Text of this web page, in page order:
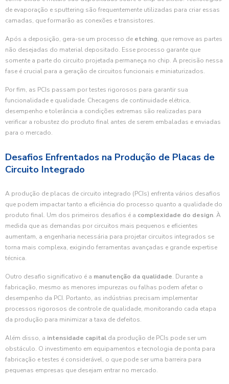
de evaporação e sputtering são frequentemente utilizadas para criar essas
camadas, que formarão as conexões e transistores.
Após a deposição, gera-se um processo de etching, que remove as partes
não desejadas do material depositado. Esse processo garante que
somente a parte do circuito projetada permaneça no chip. A precisão nessa
fase é crucial para a geração de circuitos funcionais e miniaturizados.
Por fim, as PCIs passam por testes rigorosos para garantir sua
funcionalidade e qualidade. Checagens de continuidade elétrica,
desempenho e tolerância a condições extremas são realizadas para
verificar a robustez do produto final antes de serem embaladas e enviadas
para o mercado.
Desafios Enfrentados na Produção de Placas de
Circuito Integrado
A produção de placas de circuito integrado (PCIs) enfrenta vários desafios
que podem impactar tanto a eficiência do processo quanto a qualidade do
produto final. Um dos primeiros desafios é a complexidade do design. À
medida que as demandas por circuitos mais pequenos e eficientes
aumentam, a engenharia necessária para projetar circuitos integrados se
torna mais complexa, exigindo ferramentas avançadas e grande expertise
técnica.
Outro desafio significativo é a manutenção da qualidade. Durante a
fabricação, mesmo as menores impurezas ou falhas podem afetar o
desempenho da PCI. Portanto, as indústrias precisam implementar
processos rigorosos de controle de qualidade, monitorando cada etapa
da produção para minimizar a taxa de defeitos.
Além disso, a intensidade capital da produção de PCIs pode ser um
obstáculo. O investimento em equipamentos e tecnologia de ponta para
fabricação e testes é considerável, o que pode ser uma barreira para
pequenas empresas que desejam entrar no mercado.